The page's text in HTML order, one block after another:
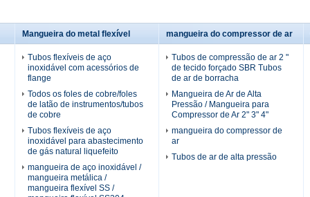
Mangueira do metal flexível
Tubos flexíveis de aço
inoxidável com acessórios de
flange
Todos os foles de cobre/foles
de latão de instrumentos/tubos
de cobre
Tubos flexíveis de aço
inoxidável para abastecimento
de gás natural liquefeito
mangueira de aço inoxidável /
mangueira metálica /
mangueira flexível SS /
mangueira do compressor de ar
Tubos de compressão de ar 2 "
de tecido forçado SBR Tubos
de ar de borracha
Mangueira de Ar de Alta
Pressão / Mangueira para
Compressor de Ar 2" 3" 4"
mangueira do compressor de
ar
Tubos de ar de alta pressão